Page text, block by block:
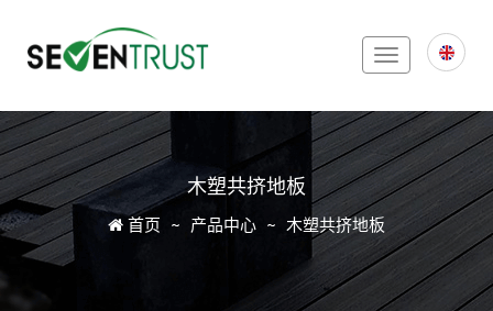
Toggle
navigation
木塑共挤地板
Icon
首页 产品中心 木塑共挤地板